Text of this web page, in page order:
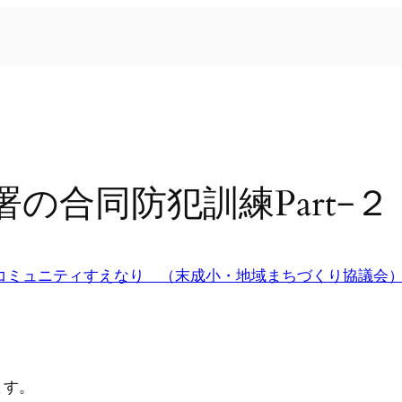
合同防犯訓練Part−２
ミュニティすえなり （末成小・地域まちづくり協議会
。